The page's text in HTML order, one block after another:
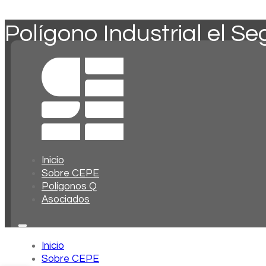
Inicio
Sobre CEPE
Polígonos Q
Asociados
Inicio
Sobre CEPE
Polígono Industrial el